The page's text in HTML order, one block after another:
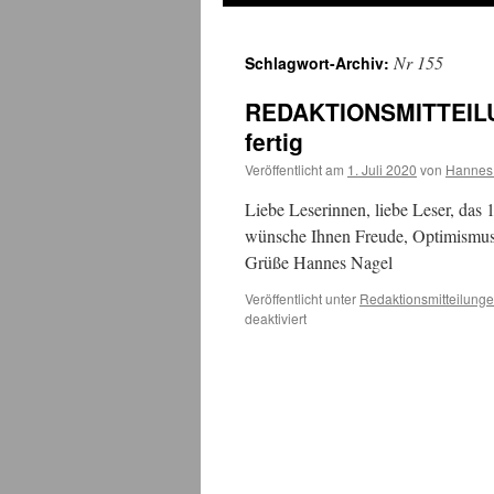
Schlagwort-Archiv: Nr 155
fertig
Veröffentlicht am 1. Juli 2020 von
Liebe Leserinnen, liebe Leser, das
wünsche Ihnen Freude,
Grüße Hannes Nagel
Veröffentlicht unter
deaktiviertfür